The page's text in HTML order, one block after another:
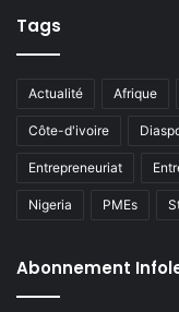
Tags
Actualité Afrique
Côte-d'ivoire
Entrepreneuriat
Nigeria PMEs
Abonnement